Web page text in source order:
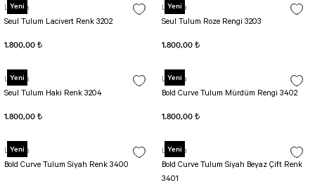
Yeni
Lismina
Seul Tulum Lacivert Renk 3202
1.800,00 ₺
Yeni
Lismina
Seul Tulum Roze Rengi 3203
1.800,00 ₺
Yeni
Lismina
Seul Tulum Haki Renk 3204
1.800,00 ₺
Yeni
Lismina
Bold Curve Tulum Mürdüm Rengi 3402
1.800,00 ₺
Yeni
Lismina
Bold Curve Tulum Siyah Renk 3400
Yeni
Lismina
Bold Curve Tulum Siyah Beyaz Çift Renk
3401